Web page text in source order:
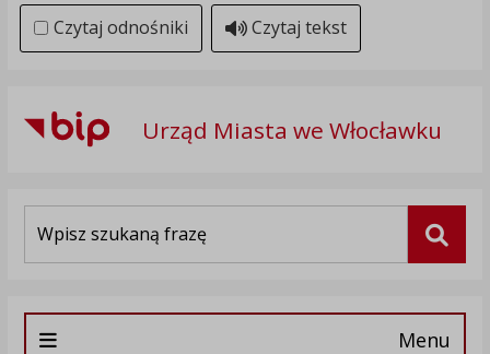
Czytaj odnośniki Czytaj tekst
Urząd Miasta we Włocławku
Menu